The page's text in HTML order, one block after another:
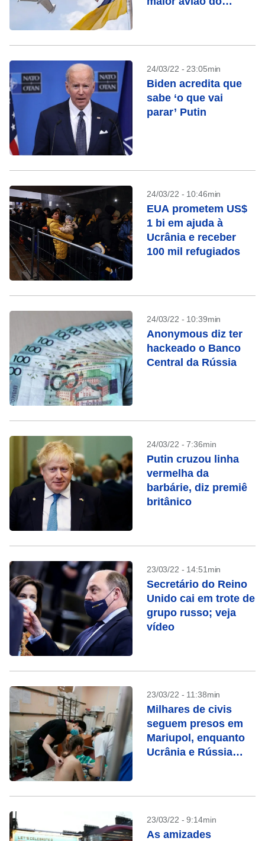
24/03/22 - 23:05min
Biden acredita que
sabe ‘o que vai
parar’ Putin
24/03/22 - 10:46min
EUA prometem US$
1 bi em ajuda à
Ucrânia e receber
100 mil refugiados
24/03/22 - 10:39min
Anonymous diz ter
hackeado o Banco
Central da Rússia
24/03/22 - 7:36min
Putin cruzou linha
vermelha da
barbárie, diz premiê
britânico
23/03/22 - 14:51min
Secretário do Reino
Unido cai em trote de
grupo russo; veja
vídeo
23/03/22 - 11:38min
Milhares de civis
seguem presos em
Mariupol, enquanto
Ucrânia e Rússia
23/03/22 - 9:14min
As amizades